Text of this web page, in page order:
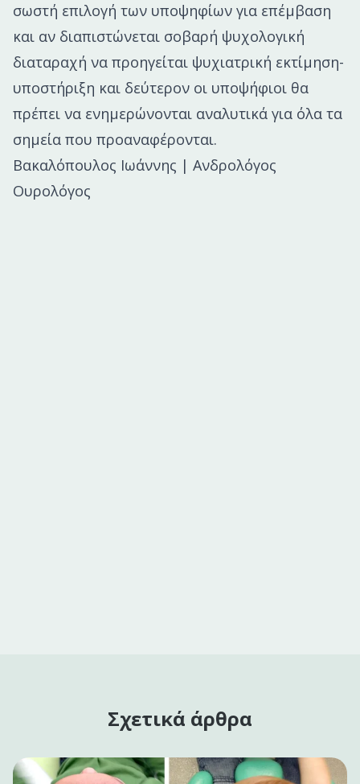
σωστή επιλογή των υποψηφίων για επέμβαση
και αν διαπιστώνεται σοβαρή ψυχολογική
διαταραχή να προηγείται ψυχιατρική εκτίμηση-
υποστήριξη και δεύτερον οι υποψήφιοι θα
πρέπει να ενημερώνονται αναλυτικά για όλα τα
σημεία που προαναφέρονται.
Βακαλόπουλος Ιωάννης | Ανδρολόγος
Ουρολόγος
Σχετικά άρθρα